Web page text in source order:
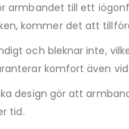
armbandet till ett
kommer det att
och bleknar inte,
komfort även
design gör att
tid.